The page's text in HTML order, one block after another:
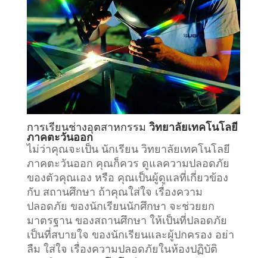
การเรียนช่างอุตสาหกรรม วิทยาลัยเทคโนโลยี
ภาคตะวันออก
ไม่ว่าคุณจะเป็น นักเรียน วิทยาลัยเทคโนโลยี
ภาคตะวันออก คุณก็ควร ดูแลความปลอดภัย
ของตัวคุณเอง หรือ คุณเป็นผู้ดูแลที่เกี่ยวข้อง
กับ สถานศึกษา ถ้าคุณใส่ใจ เรื่องความ
ปลอดภัย ของนักเรียนนักศึกษา จะช่วยยก
มาตรฐาน ของสถานศึกษา ให้เป็นที่ปลอดภัย
เป็นที่สบายใจ ของนักเรียนและผู้ปกครอง อย่า
ลืม ใส่ใจ เรื่องความปลอดภัยในห้องปฏิบัติ